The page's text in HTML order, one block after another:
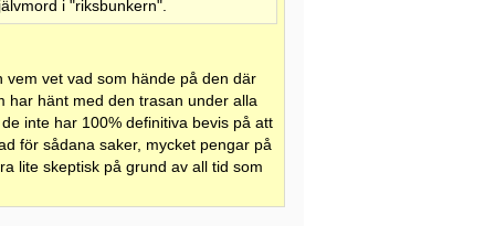
i "riksbunkern".
vem vet vad som hände på den där
har hänt med den trasan under alla
inte har 100% definitiva bevis på att
för sådana saker, mycket pengar på
lite skeptisk på grund av all tid som